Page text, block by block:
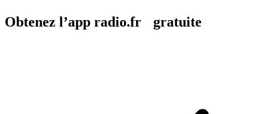
Obtenez l’app radio.fr gratuite